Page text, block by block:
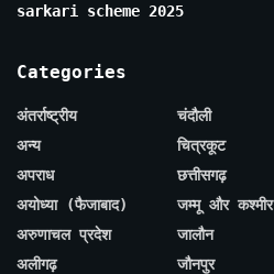
sarkari scheme 2025
Categories
अंतर्राष्ट्रीय
अन्य
अपराध
अयोध्या (फैजाबाद)
अरुणाचल प्रदेश
अलीगढ़
चंदौली
चित्रकूट
छत्तीसगढ़
जम्मू और कश्मीर
जालौन
जौनपुर